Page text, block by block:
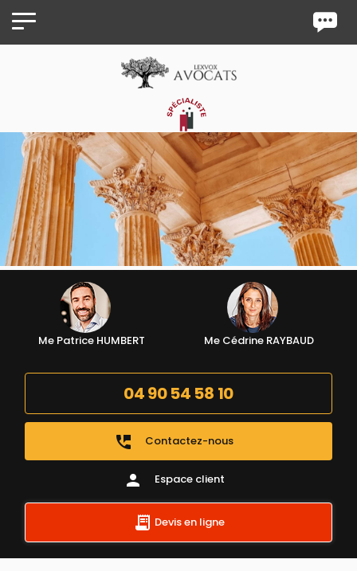
Me Patrice HUMBERT Me Cédrine RAYBAUD
04 90 54 58 10
perm_phone_msg Contactez-nous
person Espace client
Devis en ligne